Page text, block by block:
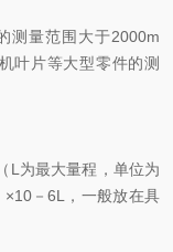
量范围大于2000m
叶片等大型零件的测
为最大量程，单位为
－6L，一般放在具